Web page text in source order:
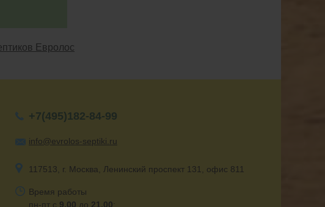
Евролос
+7(495)182-84-99
info@evrolos-septiki.ru
117513, г. Москва, Ленинский проспект 131, офис 811
Время работы
пн-пт с 9.00 до 21.00;